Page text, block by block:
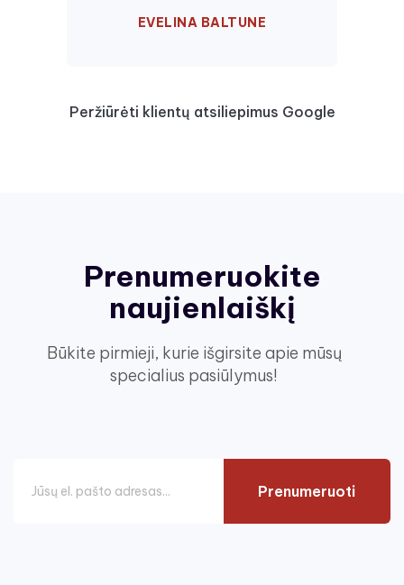
EVELINA BALTUNE
Peržiūrėti klientų atsiliepimus Google
Prenumeruokite
naujienlaiškį
Būkite pirmieji, kurie išgirsite apie mūsų
specialius pasiūlymus!
Prenumeruoti